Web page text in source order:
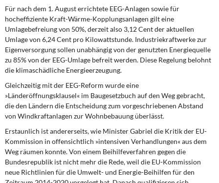
Für nach dem 1. August errichtete EEG-Anlagen sowie für
hocheffiziente Kraft-Wärme-Kopplungsanlagen gilt eine
Umlagebefreiung von 50%, derzeit also 3,12 Cent der aktuellen
Umlage von 6,24 Cent pro Kilowattstunde. Industriekraftwerke zur
Eigenversorgung sollen unabhängig von der genutzten Energiequelle
zu 85% von der EEG-Umlage befreit werden. Diese Regelung belohnt
die klimaschädliche Energieerzeugung.
Gleichzeitig mit der EEG-Reform wurde eine
»Länderöffnungsklausel« im Baugesetzbuch auf den Weg gebracht,
die den Ländern die Entscheidung zum vorgeschriebenen Abstand
von Windkraftanlagen zur Wohnbebauung überlässt.
Erstaunlich ist andererseits,wie Minister Gabriel die Kritik der EU-
Kommission in offensichtlich »intensiven Verhandlungen« aus dem
Weg räumen konnte. Von einem Beihilfeverfahren gegen die
Bundesrepublik ist nicht mehr die Rede, weil die EU-Kommission
neue Richtlinien für die Umwelt- und Energie-Beihilfen für den